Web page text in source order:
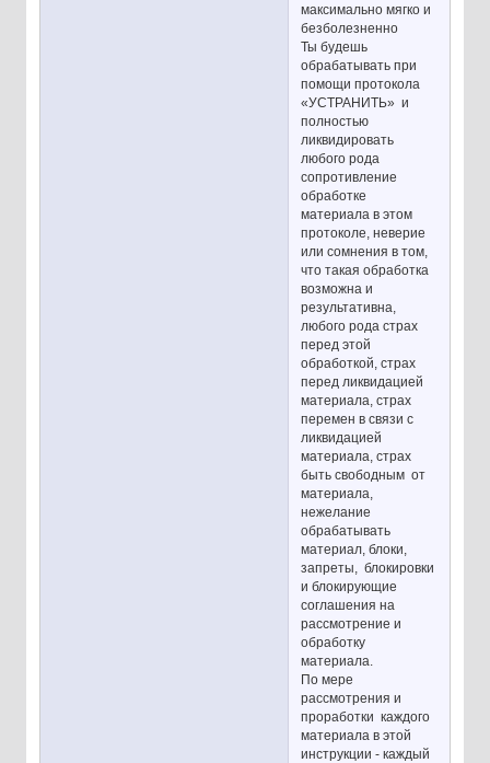
максимально мягко и
безболезненно
Ты будешь
обрабатывать при
помощи протокола
«УСТРАНИТЬ» и
полностью
ликвидировать
любого рода
сопротивление
обработке
материала в этом
протоколе, неверие
или сомнения в том,
что такая обработка
возможна и
результативна,
любого рода страх
перед этой
обработкой, страх
перед ликвидацией
материала, страх
перемен в связи с
ликвидацией
материала, страх
быть свободным от
материала,
нежелание
обрабатывать
материал, блоки,
запреты, блокировки
и блокирующие
соглашения на
рассмотрение и
обработку
материала.
По мере
рассмотрения и
проработки каждого
материала в этой
инструкции - каждый